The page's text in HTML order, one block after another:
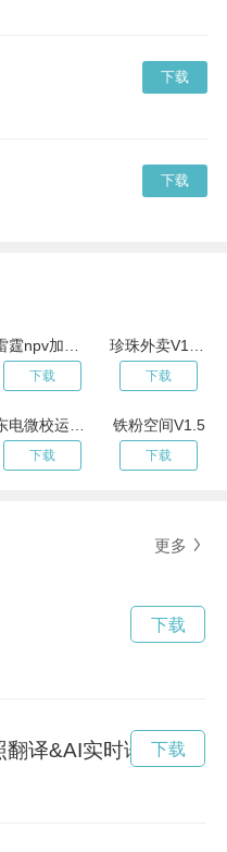
下载
下载
下载 下载
下载
铁粉空间V1.5
下载
更多
下载
翻译&AI实时语音翻译
下载